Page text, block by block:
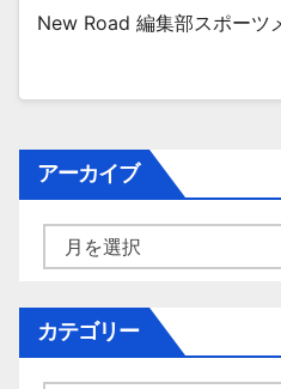
New Road 編集部スポー
アーカイブ
ー
イ
ブ
カテゴリー